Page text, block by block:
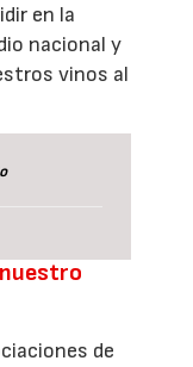
en la
nacional y
vinos al
de